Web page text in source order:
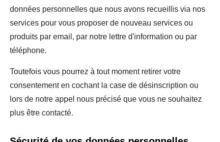
données personnelles que nous avons recueillis via nos
services pour vous proposer de nouveau services ou
produits par email, par notre lettre d'information ou par
téléphone.
Toutefois vous pourrez à tout moment retirer votre
consentement en cochant la case de désinscription ou
lors de notre appel nous précisé que vous ne souhaitez
plus être contacté.